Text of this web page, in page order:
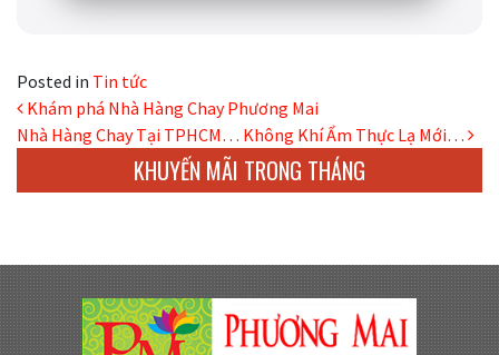
Posted in Tin tức
Post navigation
Khám phá Nhà Hàng Chay Phương Mai
Nhà Hàng Chay Tại TPHCM… Không Khí Ẩm Thực Lạ Mới…
KHUYẾN MÃI TRONG THÁNG